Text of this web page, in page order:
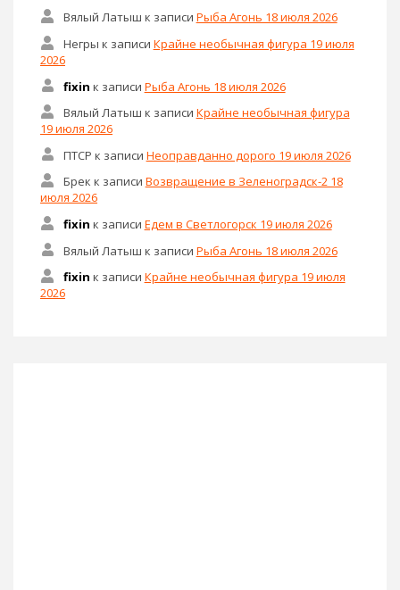
Вялый Латыш к записи Рыба Агонь 18 июля 2026
Негры к записи Крайне необычная фигура 19 июля
2026
fixin к записи Рыба Агонь 18 июля 2026
Вялый Латыш к записи Крайне необычная фигура
19 июля 2026
ПТСР к записи Неоправданно дорого 19 июля 2026
Брек к записи Возвращение в Зеленоградск-2 18
июля 2026
fixin к записи Едем в Светлогорск 19 июля 2026
Вялый Латыш к записи Рыба Агонь 18 июля 2026
fixin к записи Крайне необычная фигура 19 июля
2026